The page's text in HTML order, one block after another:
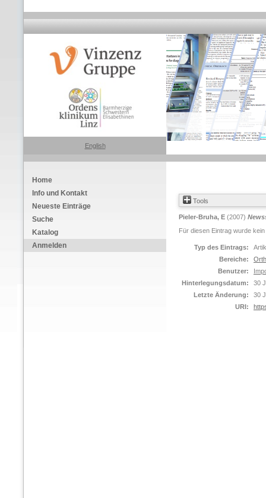
English
Home
Info und Kontakt
Neueste Einträge
Suche
Katalog
Anmelden
Tools
Pieler-Bruha, E (2007)
Für diesen Eintrag wurde
Typ des Eintrags:
Bereiche:
Benutzer:
Hinterlegungsdatum:
30
Letzte Änderung:
30
URI: